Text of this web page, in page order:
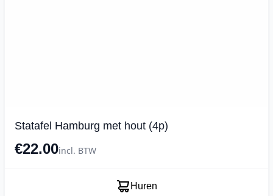
Statafel Hamburg met hout (4p)
€22.00incl. BTW
Huren